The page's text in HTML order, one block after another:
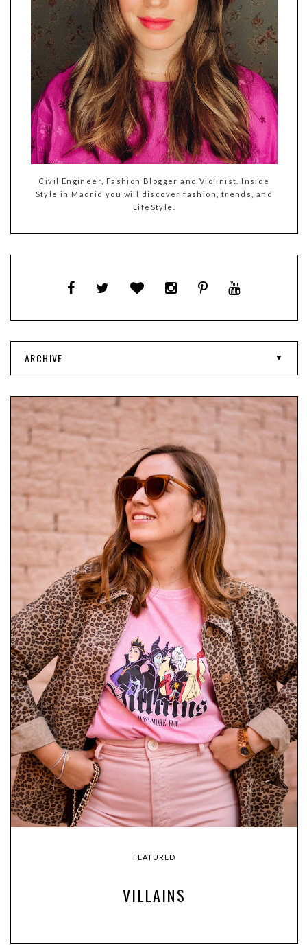
Civil Engineer, Fashion Blogger and Violinist. Inside
Style in Madrid you will discover fashion, trends, and
LifeStyle.
ARCHIVE
FEATURED
VILLAINS